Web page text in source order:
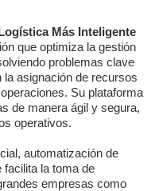
Más Inteligente
que optimiza la gestión
problemas clave
asignación de recursos
Su plataforma
de manera ágil y segura,
operativos.
automatización de
facilita la toma de
empresas como